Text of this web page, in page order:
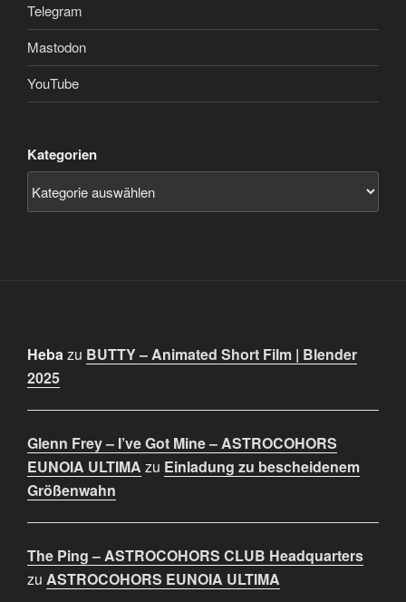
Telegram
Mastodon
YouTube
Kategorien
Hebazu BUTTY – Animated Short Film | Blender
2025
Glenn Frey – I’ve Got Mine – ASTROCOHORS
EUNOIA ULTIMA zu Einladung zu bescheidenem
Größenwahn
The Ping – ASTROCOHORS CLUB Headquarters
zu ASTROCOHORS EUNOIA ULTIMA